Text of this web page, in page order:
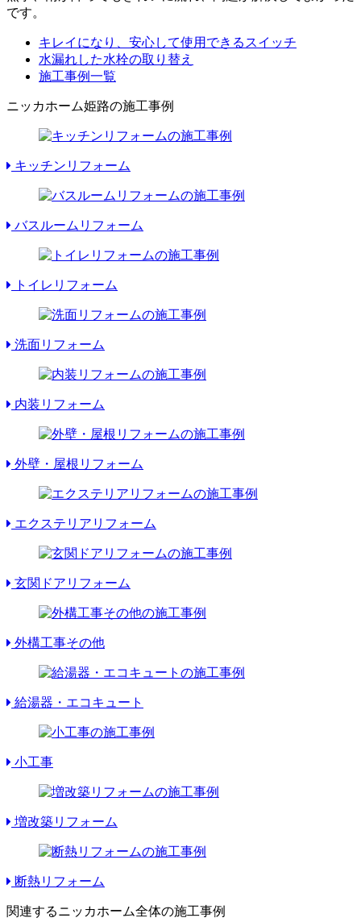
です。
キレイになり、安心して使用できるスイッチ
水漏れした水栓の取り替え
施工事例一覧
ニッカホーム姫路の施工事例
キッチンリフォーム
バスルームリフォーム
トイレリフォーム
洗面リフォーム
内装リフォーム
外壁・屋根リフォーム
エクステリアリフォーム
玄関ドアリフォーム
外構工事その他
給湯器・エコキュート
小工事
増改築リフォーム
断熱リフォーム
関連するニッカホーム全体の施工事例